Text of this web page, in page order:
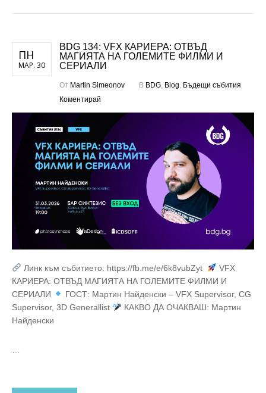
ПН
МАР. 30
BDG 134: VFX КАРИЕРА: ОТВЪД
МАГИЯТА НА ГОЛЕМИТЕ ФИЛМИ И
СЕРИАЛИ
От Martin Simeonov В BDG, Blog, Бъдещи събития
Коментирай
Линк към събитието: https://fb.me/e/6k8vubZyt
VFX
КАРИЕРА: ОТВЪД МАГИЯТА НА ГОЛЕМИТЕ ФИЛМИ И
СЕРИАЛИ
ГОСТ: Мартин Найденски – VFX Supervisor, CG
Supervisor, 3D Generallist
КАКВО ДА ОЧАКВАШ: Мартин
Найденски